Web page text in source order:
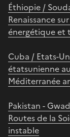
Éthiopie /
Renaissance
énergétique et
Cuba / Etats-
étatsunienne
Méditerranée
Pakistan -
Routes de la
instable